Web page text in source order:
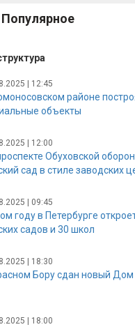
Популярное
| 12:45
районе
объекты
| 12:00
Обуховской
сад в стиле заводских
| 09:45
году в Петербурге
садов и 30 школ
| 18:30
Бору сдан новый Дом
| 18:00